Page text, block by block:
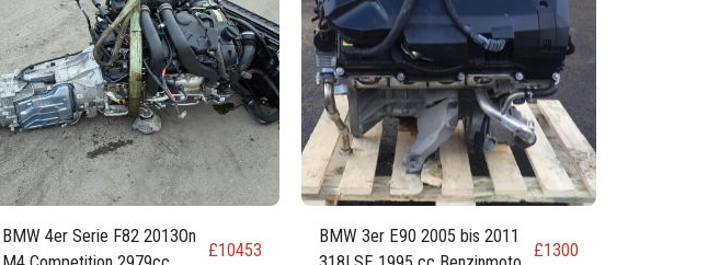
BMW 4er Serie F82 2013On
£10453
BMW 3er E90 2005 bis 2011
£1300